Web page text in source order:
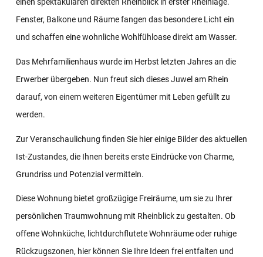
Fenster, Balkone und Räume fangen das besondere Licht ein
und schaffen eine wohnliche Wohlfühloase direkt am Wasser.
Das Mehrfamilienhaus wurde im Herbst letzten Jahres an die
Erwerber übergeben. Nun freut sich dieses Juwel am Rhein
darauf, von einem weiteren Eigentümer mit Leben gefüllt zu
werden.
Zur Veranschaulichung finden Sie hier einige Bilder des aktuellen
Ist-Zustandes, die Ihnen bereits erste Eindrücke von Charme,
Grundriss und Potenzial vermitteln.
Diese Wohnung bietet großzügige Freiräume, um sie zu Ihrer
persönlichen Traumwohnung mit Rheinblick zu gestalten. Ob
offene Wohnküche, lichtdurchflutete Wohnräume oder ruhige
Rückzugszonen, hier können Sie Ihre Ideen frei entfalten und